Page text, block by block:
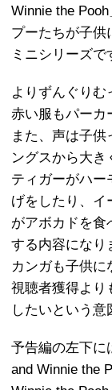
Winnie the
プーたちが子供
ミニシリーズで
よりずんぐりむ
赤い服もパーカ
また、声は子供
ングスから大き
ティガーがハー
げをしたり、イ
がアボカドを食
する内容になり
カンガも子供に
視聴者獲得より
したいという意
予告編の左下に
and Winnie the